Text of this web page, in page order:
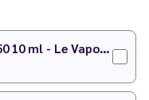
notrecalculateur
Booster de nicotine 50/50 10 ml - Le Vapoteur Discount